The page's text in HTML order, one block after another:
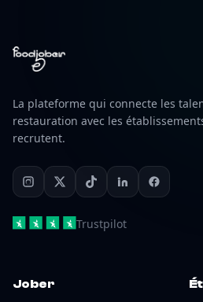
La plateforme qui connecte les
restauration avec les
recrutent.
Trustpilot
Jober